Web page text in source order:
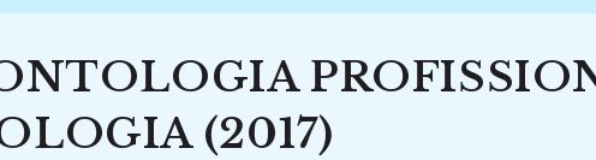
(2017)